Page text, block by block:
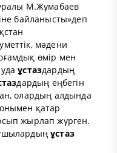
М.Жұмабаев
байланысты»деп
мәдени
өмір мен
ұстаздардың
дардың еңбегін
олардың алдында
қатар
жырлап жүрген.
ұстаз